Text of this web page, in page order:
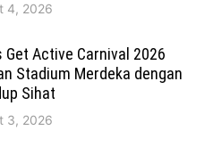
4, 2026
Get Active Carnival 2026
Stadium Merdeka dengan
Sihat
3, 2026